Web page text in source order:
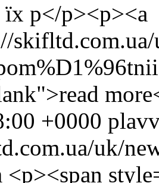
їх р</p><p><a
+0000
uk/
<p><span